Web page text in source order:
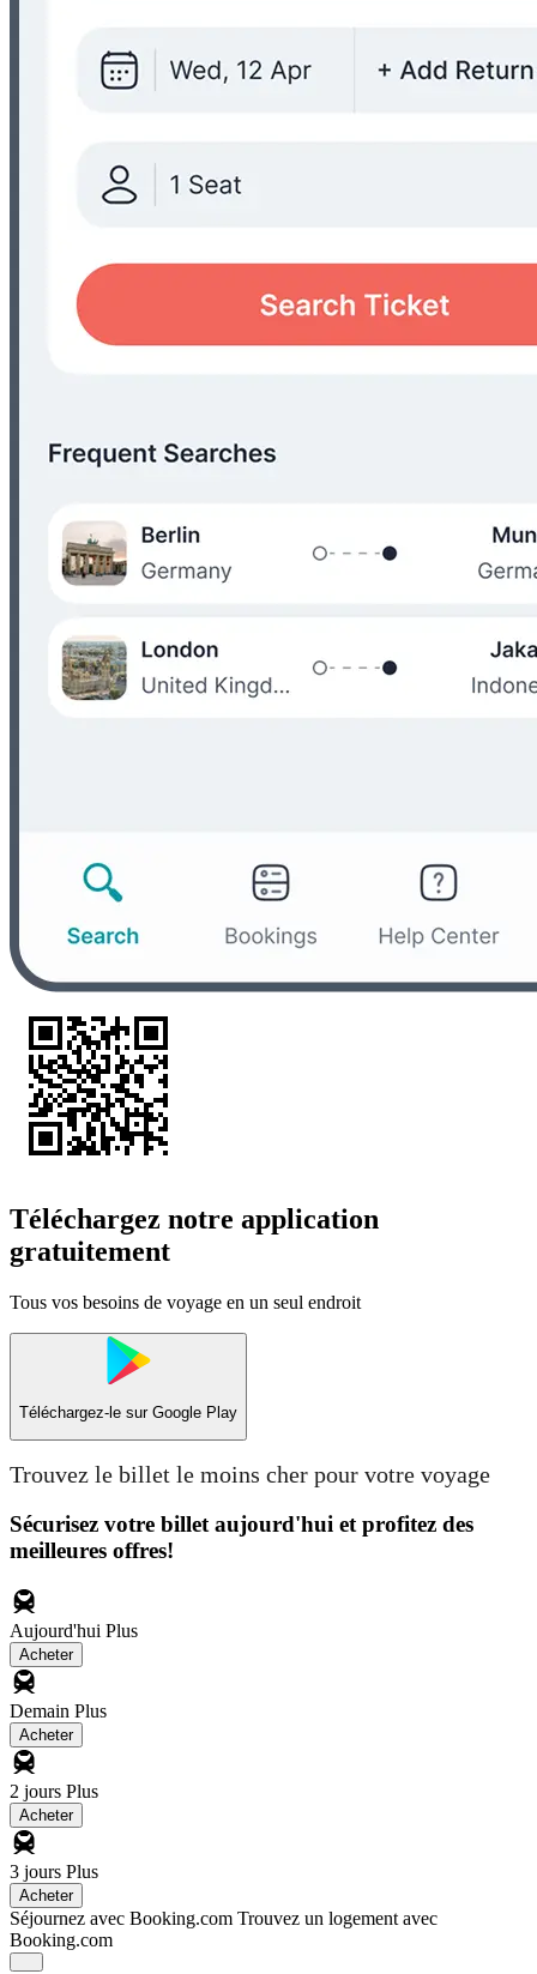
Téléchargez notre application
gratuitement
Tous vos besoins de voyage en un seul endroit
Téléchargez-le sur Google Play
Trouvez le billet le moins cher pour votre voyage
Sécurisez votre billet aujourd'hui et profitez des
meilleures offres!
Aujourd'hui Plus
Acheter
Demain Plus
Acheter
2 jours Plus
Acheter
3 jours Plus
Acheter
Séjournez avec Booking.com Trouvez un logement avec
Booking.com